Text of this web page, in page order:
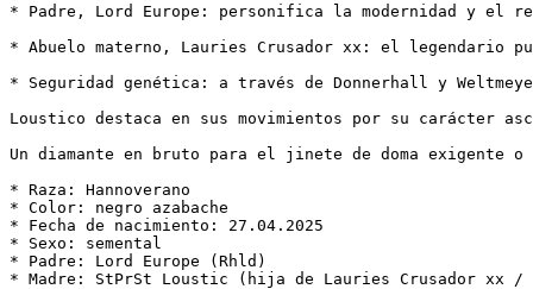
* Padre, Lord Europe: personifica la modernidad y el
* Abuelo materno, Lauries Crusador xx: el legendario
* Seguridad genética: a través de Donnerhall y
Loustico destaca en sus movimientos por su carácter
Un diamante en bruto para el jinete de doma exigente
* Raza: Hannoverano
* Color: negro azabache
* Fecha de nacimiento: 27.04.2025
* Sexo: semental
* Padre: Lord Europe (Rhld)
* Madre: StPrSt Loustic (hija de Lauries Crusador xx /